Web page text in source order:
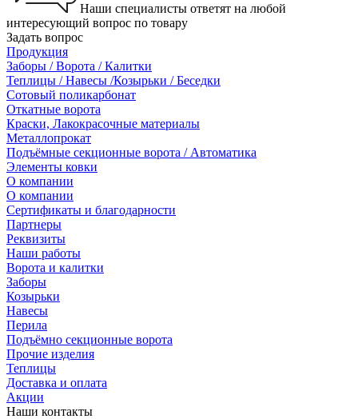
Наши специалисты ответят на любой
интересующий вопрос по товару
Задать вопрос
Продукция
Заборы / Ворота / Калитки
Теплицы / Навесы /Козырьки / Беседки
Сотовый поликарбонат
Откатные ворота
Краски, Лакокрасочные материалы
Металлопрокат
Подъёмные секционные ворота / Автоматика
Элементы ковки
О компании
О компании
Сертификаты и благодарности
Партнеры
Реквизиты
Наши работы
Ворота и калитки
Заборы
Козырьки
Навесы
Перила
Подъёмно секционные ворота
Прочие изделия
Теплицы
Доставка и оплата
Акции
Наши контакты